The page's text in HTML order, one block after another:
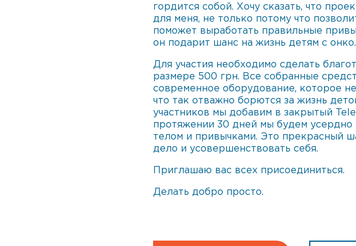
гордится собой. Хочу сказать, что
для меня, не только потому что
поможет выработать правильные
он подарит шанс на жизнь детям с онко.
Для участия необходимо сделать
размере 500 грн. Все собранные
современное оборудование, которое
что так отважно борются за жизнь
участников мы добавим в закрытый
протяжении 30 дней мы будем усердно
телом и привычками. Это прекрасный
дело и усовершенствовать себя.
Приглашаю вас всех присоединиться.
Делать добро просто.